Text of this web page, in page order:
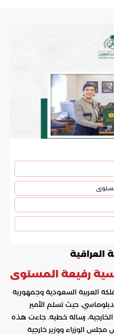
العراقية
رفيعة المستوى
العربية السعودية وجمهورية
حيث تسلم الأمير
رسالة خطية. جاءت هذه
مجلس الوزراء ووزير خارجية